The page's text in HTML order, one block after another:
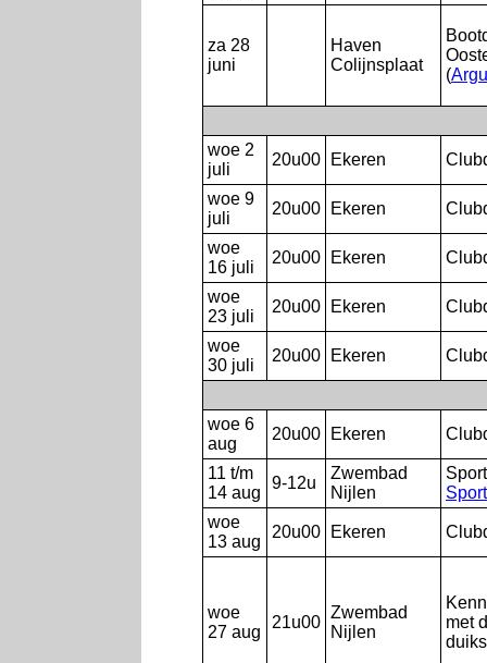
za 28
juni
Haven
Colijnsplaat
(
woe 2
juli
20u00 Ekeren
woe 9
juli
20u00 Ekeren
woe
16 juli
20u00 Ekeren
woe
23 juli
20u00 Ekeren
woe
30 juli
20u00 Ekeren
woe 6
aug
20u00 Ekeren
11 t/m
14 aug
9-12u
Zwembad
Nijlen
woe
13 aug
20u00 Ekeren
woe
27 aug
21u00
Zwembad
Nijlen
met